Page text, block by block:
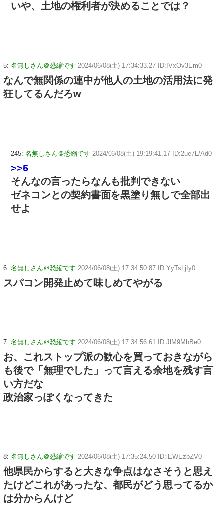
いや、土地の権利者が決めることでは？
5: 名無しさん＠恐縮です 2024/06/08(土) 17:34:33.27 ID:IVxOv3Em0
なんで無関係の連中が他人の土地の活用法に発
狂してるんだろw
245: 名無しさん＠恐縮です 2024/06/08(土) 19:19:41.17 ID:2ue7L/Ad0
>>5
そんなの言ったらなんも批判できない
ゼネコンとの契約書面を黒塗り無しで全部出
せよ
6: 名無しさん＠恐縮です 2024/06/08(土) 17:34:50.87 ID:YyTsLjIy0
スパコン開発止めて味しめてやがる
7: 名無しさん＠恐縮です 2024/06/08(土) 17:34:56.61 ID:JlM9MbBe0
お、これストップ派の歓心を買っておきながら
も後で「無理でした」って言える余地を残す言
い方だな
政治家っぽくなってきた
8: 名無しさん＠恐縮です 2024/06/08(土) 17:35:24.50 ID:lEWEzbZV0
他県民からすると大きな争点はなさそうと思え
たけどこれがあったな、都民がどう思ってるか
は分からんけど